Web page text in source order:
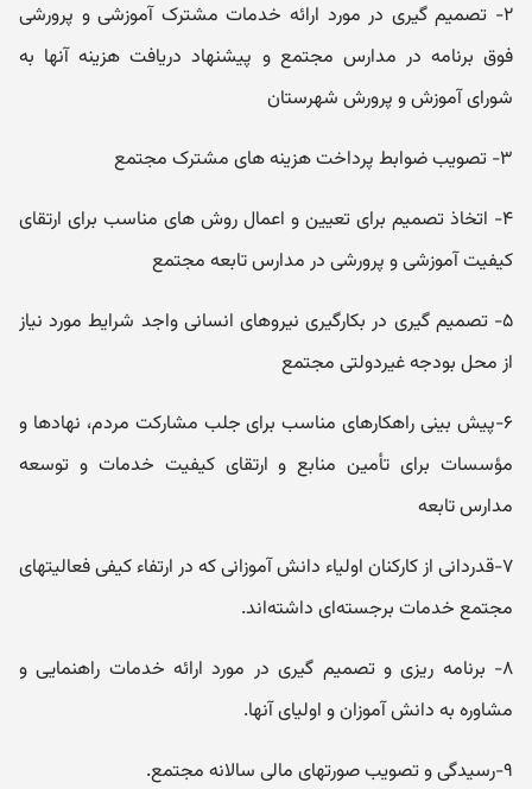
۲- تصمیم گیری در مورد ارائه خدمات مشترک آموزشی و پرورشی
فوق برنامه در مدارس مجتمع و پیشنهاد دریافت هزینه آنها به
شورای آموزش و پرورش شهرستان
۳- تصویب ضوابط پرداخت هزینه های مشترک مجتمع
۴- اتخاذ تصمیم برای تعیین و اعمال روش های مناسب برای ارتقای
کیفیت آموزشی و پرورشی در مدارس تابعه مجتمع
۵- تصمیم گیری در بکارگیری نیروهای انسانی واجد شرایط مورد نیاز
از محل بودجه غیردولتی مجتمع
۶-پیش بینی راهکارهای مناسب برای جلب مشارکت مردم، نهادها و
مؤسسات برای تأمین منابع و ارتقای کیفیت خدمات و توسعه
مدارس تابعه
۷-قدردانی از کارکنان اولیاء دانش آموزانی که در ارتفاء کیفی فعالیتهای
مجتمع خدمات برجسته‌ای داشته‌اند.
۸- برنامه ریزی و تصمیم گیری در مورد ارائه خدمات راهنمایی و
مشاوره به دانش آموزان و اولیای آنها.
۹-رسیدگی و تصویب صورتهای مالی سالانه مجتمع.